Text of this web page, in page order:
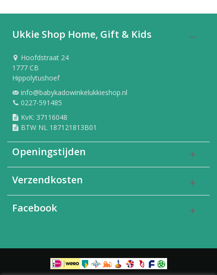
Ukkie Shop Home, Gift & Kids
Hoofdstraat 24
1777 CB
Hippolytushoef
info@babykadowinkelukkieshop.nl
0227-591485
KvK: 37116048
BTW NL 187121813B01
Openingstijden
Verzendkosten
Facebook